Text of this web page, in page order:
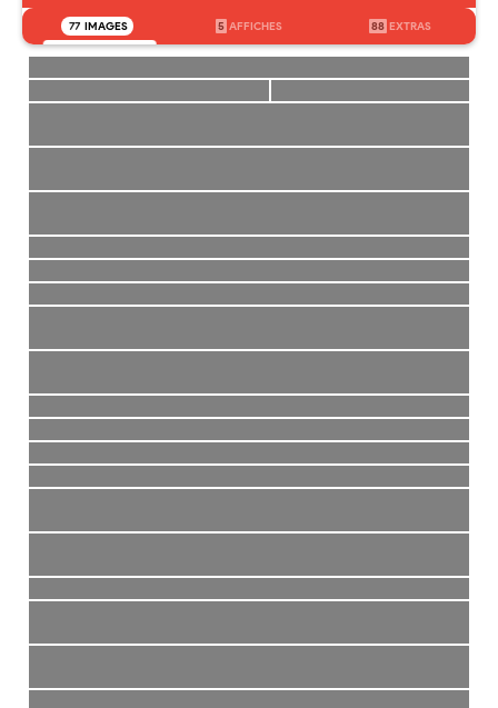
77 IMAGES 5 AFFICHES 88 EXTRAS